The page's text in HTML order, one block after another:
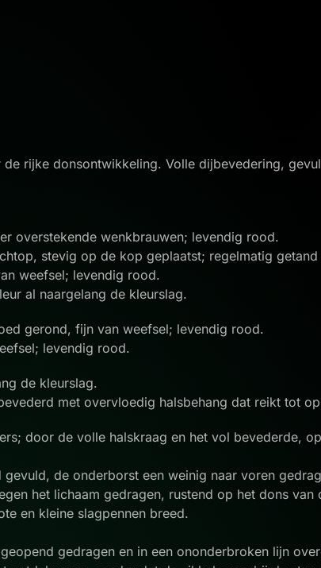
rijke donsontwikkeling. Volle dijbevedering,
overstekende wenkbrauwen; levendig rood.
stevig op de kop geplaatst; regelmatig
weefsel; levendig rood.
al naargelang de kleurslag.
gerond, fijn van weefsel; levendig rood.
levendig rood.
de kleurslag.
met overvloedig halsbehang dat reikt tot
door de volle halskraag en het vol bevederde,
de onderborst een weinig naar voren
het lichaam gedragen, rustend op het dons
en kleine slagpennen breed.
gedragen en in een ononderbroken lijn